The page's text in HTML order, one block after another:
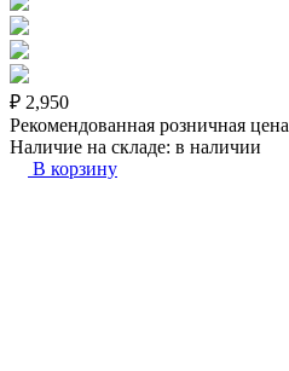
₽ 2,950
Рекомендованная розничная цена
Наличие на складе: в наличии
В корзину